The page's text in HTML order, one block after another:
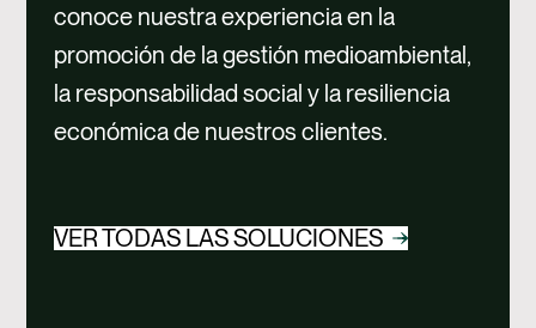
conoce nuestra experiencia en la
promoción de la gestión medioambiental,
la responsabilidad social y la resiliencia
económica de nuestros clientes.
VER TODAS LAS SOLUCIONES